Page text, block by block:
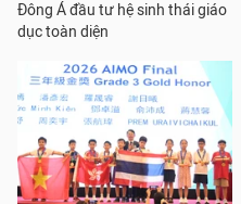
Đông Á đầu tư hệ sinh thái giáo
dục toàn diện